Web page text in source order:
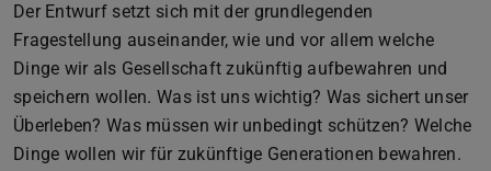
Der Entwurf setzt sich mit der grundlegenden
Fragestellung auseinander, wie und vor allem welche
Dinge wir als Gesellschaft zukünftig aufbewahren und
speichern wollen. Was ist uns wichtig? Was sichert unser
Überleben? Was müssen wir unbedingt schützen? Welche
Dinge wollen wir für zukünftige Generationen bewahren.